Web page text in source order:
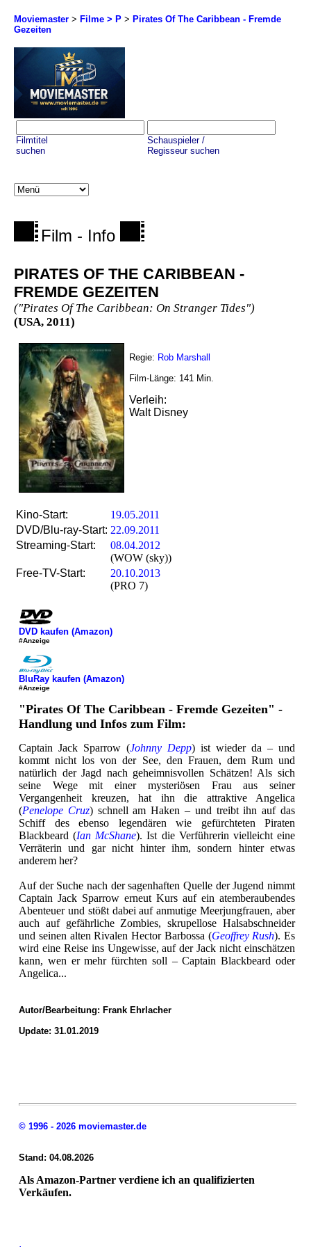
Moviemaster > Filme > P > Pirates Of The Caribbean - Fremde
Gezeiten
Filmtitel
suchen
Schauspieler /
Regisseur suchen
Film - Info
PIRATES OF THE CARIBBEAN -
FREMDE GEZEITEN
("Pirates Of The Caribbean: On Stranger Tides")
(USA, 2011)
Regie: Rob Marshall
Film-Länge: 141 Min.
Verleih:
Walt Disney
Kino-Start:
19.05.2011
DVD/Blu-ray-Start: 22.09.2011
Streaming-Start:
08.04.2012
(WOW (sky))
Free-TV-Start:
20.10.2013
(PRO 7)
DVD kaufen (Amazon)
#Anzeige
BluRay kaufen (Amazon)
#Anzeige
"Pirates Of The Caribbean - Fremde Gezeiten" -
Handlung und Infos zum Film:
Captain Jack Sparrow (Johnny Depp) ist wieder da – und
kommt nicht los von der See, den Frauen, dem Rum und
natürlich der Jagd nach geheimnisvollen Schätzen! Als sich
seine Wege mit einer mysteriösen Frau aus seiner
Vergangenheit kreuzen, hat ihn die attraktive Angelica
(Penelope Cruz) schnell am Haken – und treibt ihn auf das
Schiff des ebenso legendären wie gefürchteten Piraten
Blackbeard (Ian McShane). Ist die Verführerin vielleicht eine
Verräterin und gar nicht hinter ihm, sondern hinter etwas
anderem her?
Auf der Suche nach der sagenhaften Quelle der Jugend nimmt
Captain Jack Sparrow erneut Kurs auf ein atemberaubendes
Abenteuer und stößt dabei auf anmutige Meerjungfrauen, aber
auch auf gefährliche Zombies, skrupellose Halsabschneider
und seinen alten Rivalen Hector Barbossa (Geoffrey Rush). Es
wird eine Reise ins Ungewisse, auf der Jack nicht einschätzen
kann, wen er mehr fürchten soll – Captain Blackbeard oder
Angelica...
Autor/Bearbeitung: Frank Ehrlacher
Update: 31.01.2019
© 1996 - 2026 moviemaster.de
Stand: 04.08.2026
Als Amazon-Partner verdiene ich an qualifizierten
Verkäufen.